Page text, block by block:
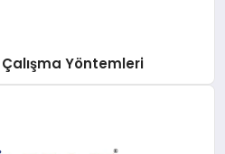
Çalışma Yöntemleri